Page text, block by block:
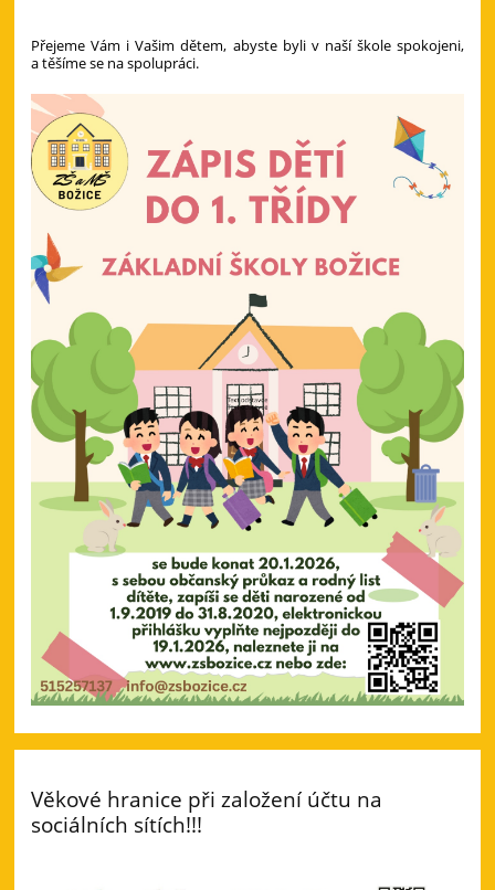
Přejeme Vám i Vašim dětem, abyste byli v naší škole spokojeni,
a těšíme se na spolupráci.
Věkové hranice při založení účtu na
sociálních sítích!!!